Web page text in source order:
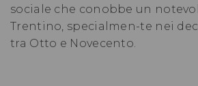
sociale che conobbe un
Trentino, specialmen-te nei
tra Otto e Novecento.